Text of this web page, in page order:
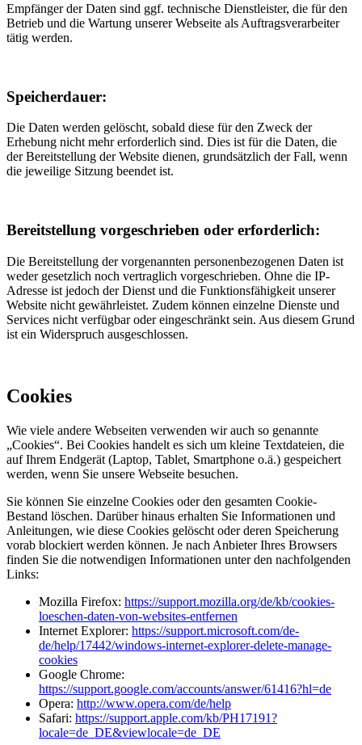
Empfänger der Daten sind ggf. technische Dienstleister, die für den
Betrieb und die Wartung unserer Webseite als Auftragsverarbeiter
tätig werden.
Speicherdauer:
Die Daten werden gelöscht, sobald diese für den Zweck der
Erhebung nicht mehr erforderlich sind. Dies ist für die Daten, die
der Bereitstellung der Website dienen, grundsätzlich der Fall, wenn
die jeweilige Sitzung beendet ist.
Bereitstellung vorgeschrieben oder erforderlich:
Die Bereitstellung der vorgenannten personenbezogenen Daten ist
weder gesetzlich noch vertraglich vorgeschrieben. Ohne die IP-
Adresse ist jedoch der Dienst und die Funktionsfähigkeit unserer
Website nicht gewährleistet. Zudem können einzelne Dienste und
Services nicht verfügbar oder eingeschränkt sein. Aus diesem Grund
ist ein Widerspruch ausgeschlossen.
Cookies
Wie viele andere Webseiten verwenden wir auch so genannte
„Cookies“. Bei Cookies handelt es sich um kleine Textdateien, die
auf Ihrem Endgerät (Laptop, Tablet, Smartphone o.ä.) gespeichert
werden, wenn Sie unsere Webseite besuchen.
Sie können Sie einzelne Cookies oder den gesamten Cookie-
Bestand löschen. Darüber hinaus erhalten Sie Informationen und
Anleitungen, wie diese Cookies gelöscht oder deren Speicherung
vorab blockiert werden können. Je nach Anbieter Ihres Browsers
finden Sie die notwendigen Informationen unter den nachfolgenden
Links:
Mozilla Firefox: https://support.mozilla.org/de/kb/cookies-
loeschen-daten-von-websites-entfernen
Internet Explorer: https://support.microsoft.com/de-
de/help/17442/windows-internet-explorer-delete-manage-
cookies
Google Chrome:
https://support.google.com/accounts/answer/61416?hl=de
Opera: http://www.opera.com/de/help
Safari: https://support.apple.com/kb/PH17191?
locale=de_DE&viewlocale=de_DE